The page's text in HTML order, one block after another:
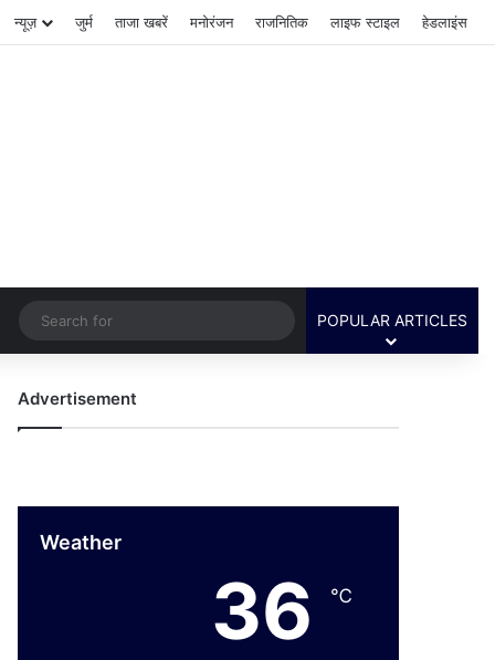
न्यूज़ जुर्म ताजा खबरें मनोरंजन राजनितिक लाइफ स्टाइल हेडलाइंस
Switch skin
Search
for
POPULAR ARTICLES
Advertisement
Weather
36 ℃